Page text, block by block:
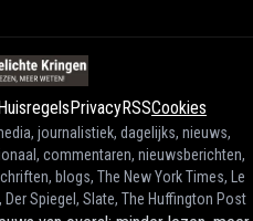
PrivacyRSSCookies
journalistiek, dagelijks, nieuws,
commentaren, nieuwsberichten,
blogs, The New York Times, Le
Spiegel, Slate, The Huffington Post